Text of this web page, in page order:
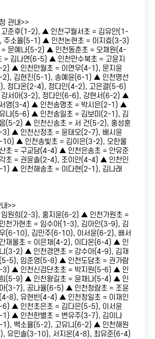
관내>>
준후(1-2), ▲ 인천구월서초 = 김유안(1-
주소율(5-1) ▲ 인천논현초 = 이지효(3-3)
문예나(5-2) ▲ 인천동춘초 = 오채원(4-
= 김나연(6-5) ▲ 인천만수북초 = 고윤지
▲ 인천만월초 = 이연우(4-1), 문지윤
김현진(5-1), 송예윤(6-1) ▲ 인천명선
정다온(2-4), 정다인(4-2), 고은결(5-6)
서아(3-2), 정다인(6-6), 강현서(6-2) ▲
서영(3-4) ▲ 인천송명초 = 박시은(2-1) ▲
나(5-6) ▲ 인천송일초 = 김보미(2-1), 김
(5-2) ▲ 인천신송초 = 서 건(5-2), 홍성훈
▲ 인천신정초 = 윤태오(2-7), 배시윤
▲ 인천송빛초 = 김이은(3-2), 오한울
초 = 구교담(4-4) ▲ 인천은송초 = 안유준
초 = 권윤솔(2-4), 조이안(4-4) ▲ 인천인
1) ▲ 인천해송초 = 이다현(2-1), 김나래
>>
원희(2-3), 홍지윤(6-2) ▲ 인천가원초 =
천가현초 = 임수아(1-3), 김아인(3-9), 김
(6-10), 김민주(6-10), 이서윤(6-2), 배서
재울초 = 이은채(4-2), 이다온(6-4) ▲ 인
(3-2) ▲ 인천경연초 = 강수아(4-9), 김재
5), 임준영(5-8) ▲ 인천도담초 = 권가람
▲ 인천신검단초초 = 박지원(5-6) ▲ 인
희(5-9) ▲ 인천왕길초 = 윤채나(5-4) ▲ 인
(3-7), 공나율(6-5) ▲ 인천청람초 = 조윤
8), 유현빈(4-4) ▲ 인천청일초 = 이재인
▲ 인천초은초 = 김다은(5-5), 이서윤
▲ 인천한별초 = 변유주(3-7), 김이나
백소율(5-2), 고유니(6-2) ▲ 인천해원
유민솔(3-10), 서지온(4-8), 최유준(6-4)